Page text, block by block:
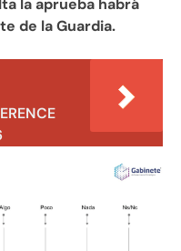
la aprueba habrá
de la Guardia.